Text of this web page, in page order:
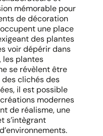
mémorable pour
de décoration
une place
des plantes
voir dépérir dans
les plantes
se révèlent être
clichés des
il est possible
modernes
de réalisme, une
s’intègrant